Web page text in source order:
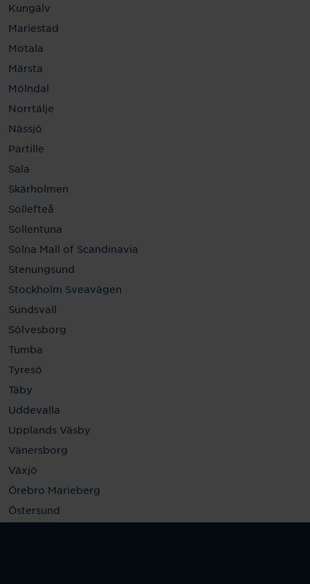
Kungälv
Mariestad
Motala
Märsta
Mölndal
Norrtälje
Nässjö
Partille
Sala
Skärholmen
Sollefteå
Sollentuna
Solna Mall of Scandinavia
Stenungsund
Stockholm Sveavägen
Sundsvall
Sölvesborg
Tumba
Tyresö
Täby
Uddevalla
Upplands Väsby
Vänersborg
Växjö
Örebro Marieberg
Östersund